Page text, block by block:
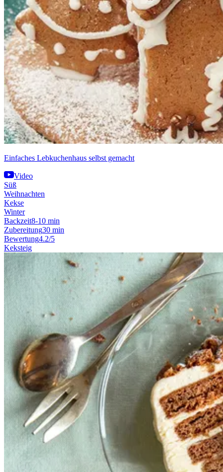
Einfaches Lebkuchenhaus selbst gemacht
Video
Süß
Weihnachten
Kekse
Winter
Backzeit8-10 min
Zubereitung30 min
Bewertung4.2/5
Keksteig